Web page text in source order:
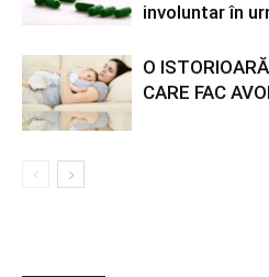
involuntar în
O
CARE FAC